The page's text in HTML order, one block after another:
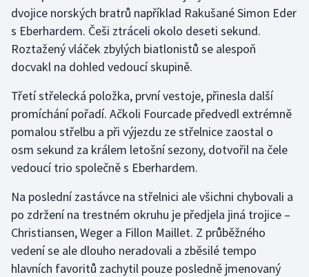
dvojice norských bratrů například Rakušané Simon Eder
s Eberhardem. Češi ztráceli okolo deseti sekund.
Roztažený vláček zbylých biatlonistů se alespoň
docvakl na dohled vedoucí skupině.
Třetí střelecká položka, první vestoje, přinesla další
promíchání pořadí. Ačkoli Fourcade předvedl extrémně
pomalou střelbu a při výjezdu ze střelnice zaostal o
osm sekund za králem letošní sezony, dotvořil na čele
vedoucí trio společně s Eberhardem.
Na poslední zastávce na střelnici ale všichni chybovali a
po zdržení na trestném okruhu je předjela jiná trojice –
Christiansen, Weger a Fillon Maillet. Z průběžného
vedení se ale dlouho neradovali a zběsilé tempo
hlavních favoritů zachytil pouze posledně jmenovaný